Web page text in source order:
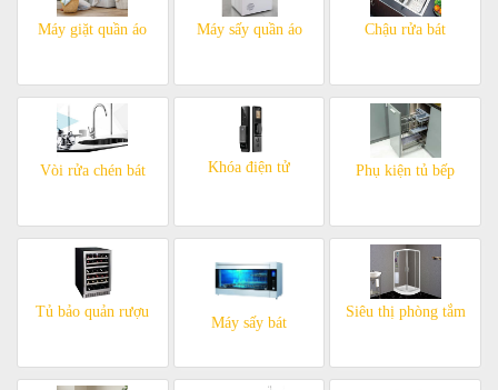
Máy giặt quần áo Máy sấy quần áo Chậu rửa bát
Vòi rửa chén bát Khóa điện tử Phụ kiện tủ bếp
Tủ bảo quản rượu
Máy sấy bát
Siêu thị phòng tắm